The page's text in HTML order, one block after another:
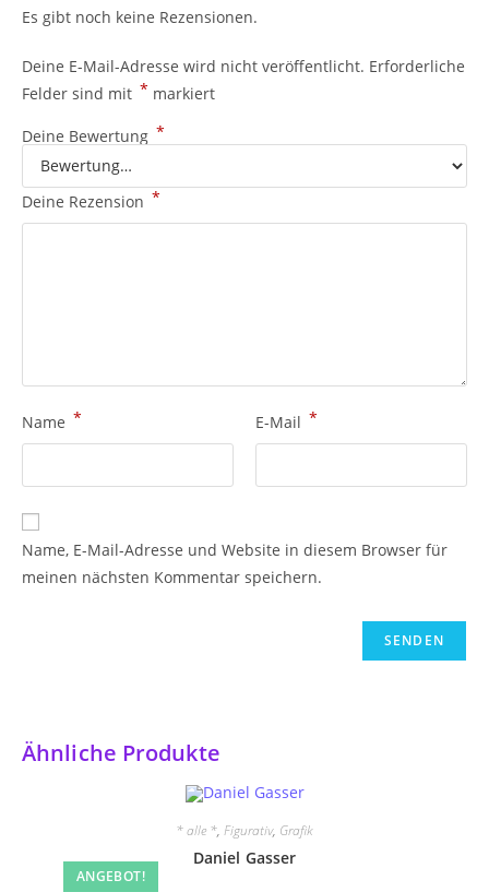
Es gibt noch keine Rezensionen.
Deine E-Mail-Adresse wird nicht veröffentlicht. Erforderliche
Felder sind mit * markiert
Deine Bewertung *
Deine Rezension *
Name * E-Mail *
Name, E-Mail-Adresse und Website in diesem Browser für
meinen nächsten Kommentar speichern.
Ähnliche Produkte
ANGEBOT!
* alle *, Figurativ, Grafik
Daniel Gasser